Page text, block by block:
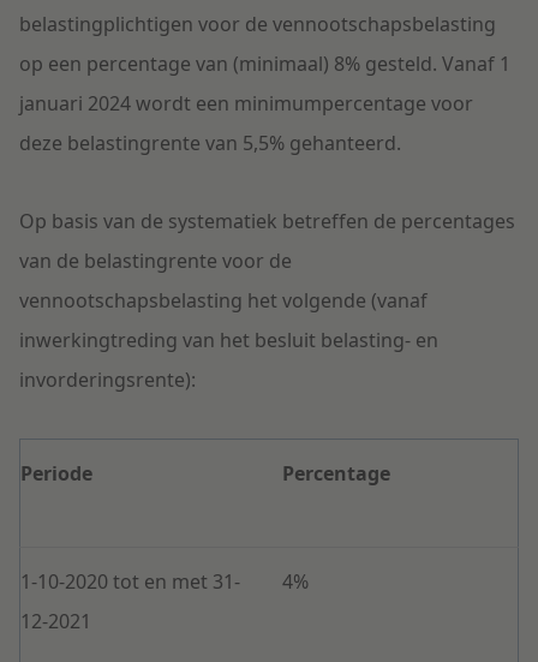
belastingplichtigen voor de vennootschapsbelasting
op een percentage van (minimaal) 8% gesteld. Vanaf 1
januari 2024 wordt een minimumpercentage voor
deze belastingrente van 5,5% gehanteerd.
Op basis van de systematiek betreffen de percentages
van de belastingrente voor de
vennootschapsbelasting het volgende (vanaf
inwerkingtreding van het besluit belasting- en
invorderingsrente):
Periode Percentage
1-10-2020 tot en met 31-
12-2021
4%